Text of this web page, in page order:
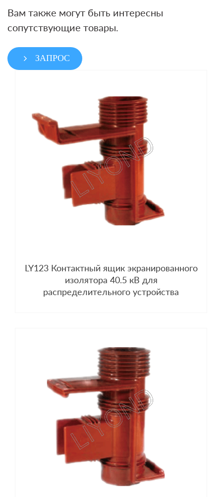
Вам также могут быть интересны
сопутствующие товары.
ЗАПРОС
LY123 Контактный ящик экранированного
изолятора 40.5 кВ для
распределительного устройства